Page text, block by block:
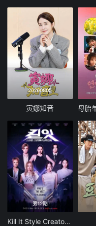
20260805
寅娜知音
第12期
Kill It Style Creator War